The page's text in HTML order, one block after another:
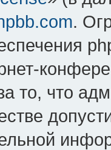
.
то, что